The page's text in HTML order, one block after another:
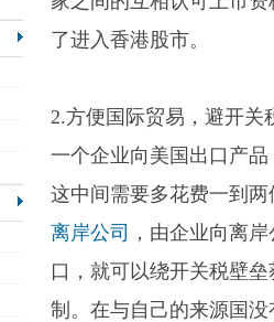
了进入香港股市。
2.方便国际贸易，避开关
一个企业向美国出口产
这中间需要多花费一到
离岸公司
，由企业向离
口，就可以绕开关税壁
制。在与自己的来源国